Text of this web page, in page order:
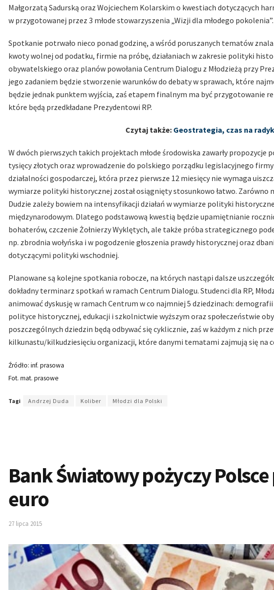
Małgorzatą Sadurską oraz Wojciechem Kolarskim o kwestiach dotyczących
w przygotowanej przez 3 młode stowarzyszenia „Wizji dla młodego pokolenia”.
Spotkanie potrwało nieco ponad godzinę, a wśród poruszanych tematów
kwoty wolnej od podatku, firmie na próbę, działaniach w zakresie polityki
obywatelskiego oraz planów powołania Centrum Dialogu z Młodzieżą przy
jego zadaniem będzie stworzenie warunków do debaty w sprawach, które
będzie jednak punktem wyjścia, zaś etapem finalnym ma być przygotowanie
które będą przedkładane Prezydentowi RP.
Czytaj także: Geostrategia, czas na
W dwóch pierwszych takich projektach młode środowiska zawarły propozycje
tysięcy złotych oraz wprowadzenie do polskiego porządku legislacyjnego
działalności gospodarczej, która przez pierwsze 12 miesięcy nie wymaga
wymiarze polityki historycznej został osiągnięty stosunkowo łatwo. Zarówno
Dudzie zależy bowiem na intensyfikacji działań w wymiarze polityki
międzynarodowym. Dlatego podstawową kwestią będzie upamiętnianie
bohaterów, czczenie Żołnierzy Wyklętych, ale także próba strategicznego
np. zbrodnia wołyńska i w pogodzenie głoszenia prawdy historycznej oraz
dotyczącymi polityki wschodniej.
Planowane są kolejne spotkania robocze, na których nastąpi dalsze
dokładny terminarz spotkań w ramach Centrum Dialogu. Studenci dla RP,
animować dyskusję w ramach Centrum w co najmniej 5 dziedzinach:
polityce historycznej, edukacji i szkolnictwie wyższym oraz społeczeństwie
poszczególnych dziedzin będą odbywać się cyklicznie, zaś w każdym z nich
kilkunastu/kilkudziesięciu organizacji, które danymi tematami zajmują się na
Źródło: inf. prasowa
Fot. mat. prasowe
Tagi Andrzej Duda Koliber Młodzi dla Polski
Bank Światowy pożyczy
euro
27 lipca 2015